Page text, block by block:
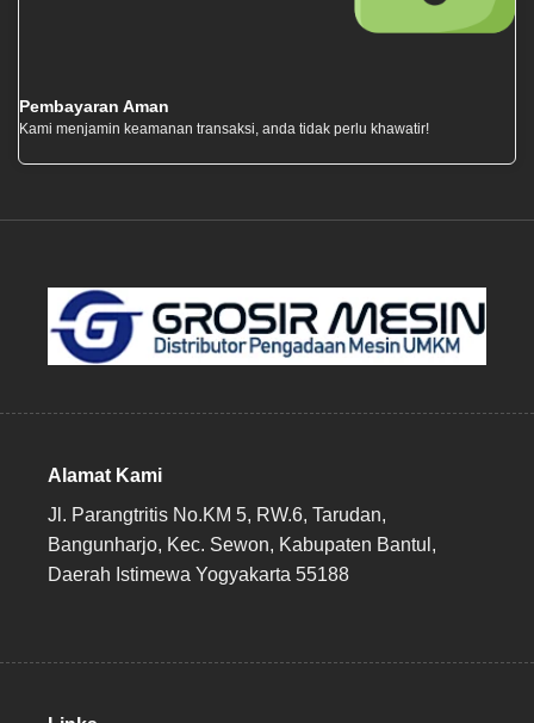
Pembayaran Aman
Kami menjamin keamanan transaksi, anda tidak perlu khawatir!
Alamat Kami
Jl. Parangtritis No.KM 5, RW.6, Tarudan,
Bangunharjo, Kec. Sewon, Kabupaten Bantul,
Daerah Istimewa Yogyakarta 55188